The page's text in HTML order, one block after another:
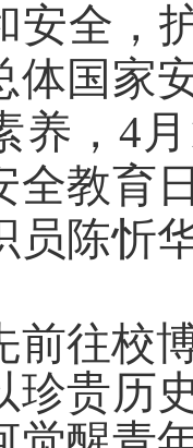
安全，
体国家
养，4
全教育
员陈忻
前往校
珍贵历